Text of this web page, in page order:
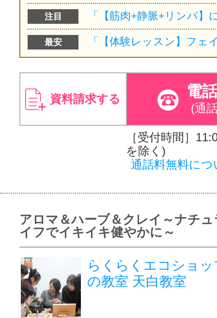
注目
最安
資料請求する 電
(通
［受付時間］
を除く)
通話料無料につ
アロマ＆ハーブ＆クレイ～ナチ
イフでイキイキ健やかに～
らくらくエコショ
の教室 天白教室